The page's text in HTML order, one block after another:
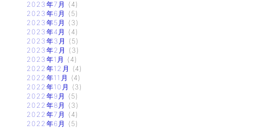
2023年7月
(4)
2023年6月
(5)
2023年5月
(3)
2023年4月
(4)
2023年3月
(5)
2023年2月
(3)
2023年1月
(4)
2022年12月
(4)
2022年11月
(4)
2022年10月
(3)
2022年9月
(5)
2022年8月
(3)
2022年7月
(4)
2022年6月
(5)